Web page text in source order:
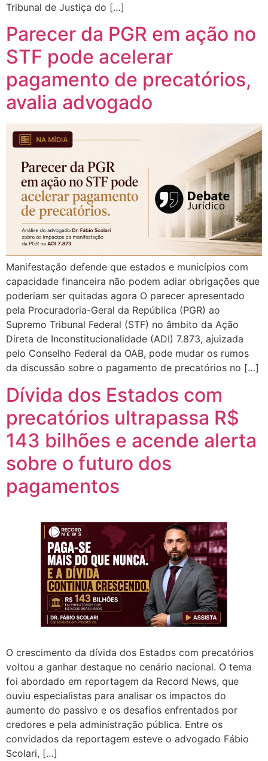
Tribunal de Justiça do […]
Parecer da PGR em ação no
STF pode acelerar
pagamento de precatórios,
avalia advogado
Manifestação defende que estados e municípios com
capacidade financeira não podem adiar obrigações que
poderiam ser quitadas agora O parecer apresentado
pela Procuradoria-Geral da República (PGR) ao
Supremo Tribunal Federal (STF) no âmbito da Ação
Direta de Inconstitucionalidade (ADI) 7.873, ajuizada
pelo Conselho Federal da OAB, pode mudar os rumos
da discussão sobre o pagamento de precatórios no […]
Dívida dos Estados com
precatórios ultrapassa R$
143 bilhões e acende alerta
sobre o futuro dos
pagamentos
O crescimento da dívida dos Estados com precatórios
voltou a ganhar destaque no cenário nacional. O tema
foi abordado em reportagem da Record News, que
ouviu especialistas para analisar os impactos do
aumento do passivo e os desafios enfrentados por
credores e pela administração pública. Entre os
convidados da reportagem esteve o advogado Fábio
Scolari, […]